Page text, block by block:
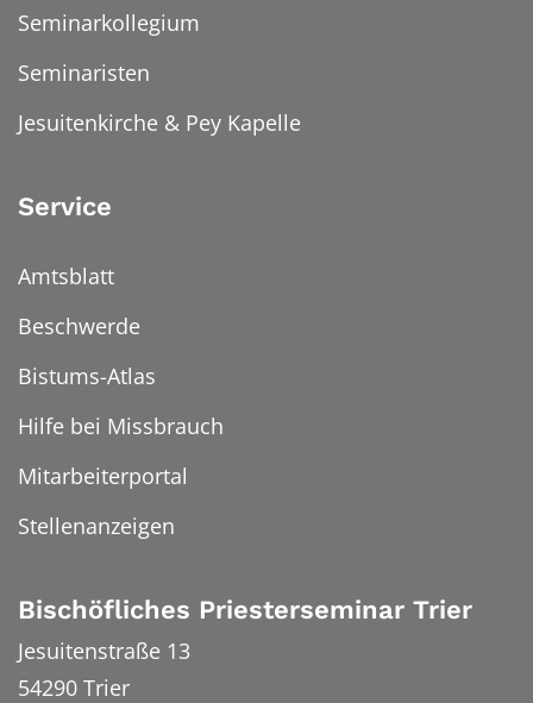
Seminarkollegium
Seminaristen
Jesuitenkirche & Pey Kapelle
Service
Amtsblatt
Beschwerde
Bistums-Atlas
Hilfe bei Missbrauch
Mitarbeiterportal
Stellenanzeigen
Bischöfliches Priesterseminar Trier
Jesuitenstraße 13
54290 Trier